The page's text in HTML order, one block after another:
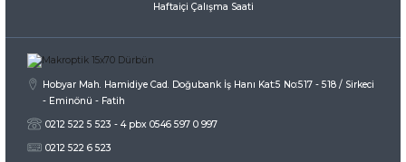
Haftaiçi Çalışma Saati
Hobyar Mah. Hamidiye Cad. Doğubank İş Hanı Kat:5 No:517 - 518 / Sirkeci
- Eminönü - Fatih
0212 522 5 523 - 4 pbx 0546 597 0 997
0212 522 6 523